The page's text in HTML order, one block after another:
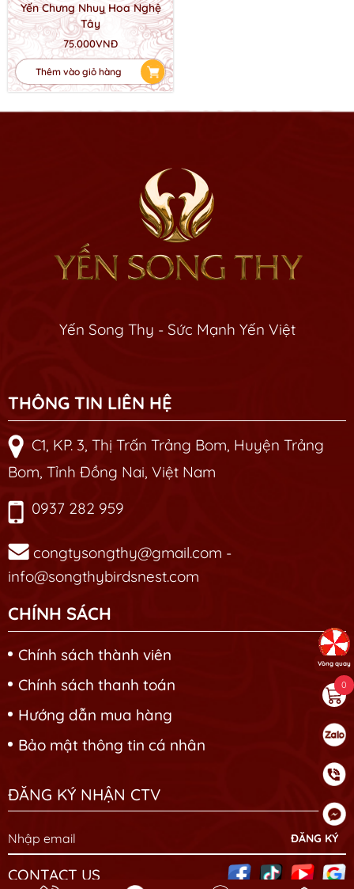
Yến Chưng Nhuỵ Hoa Nghệ
Tây
75.000VNĐ
Thêm vào giỏ hàng
Yến Song Thy - Sức Mạnh Yến Việt
THÔNG TIN LIÊN HỆ
C1, KP. 3, Thị Trấn Trảng Bom, Huyện Trảng
Bom, Tỉnh Đồng Nai, Việt Nam
0937 282 959
congtysongthy@gmail.com -
info@songthybirdsnest.com
CHÍNH SÁCH
Chính sách thành viên
Chính sách thanh toán
Hướng dẫn mua hàng
Bảo mật thông tin cá nhân
ĐĂNG KÝ NHẬN CTV
CONTACT US
Vòng quay
0